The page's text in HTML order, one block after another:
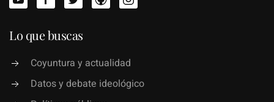
Lo que buscas
Coyuntura y actualidad
Datos y debate ideológico